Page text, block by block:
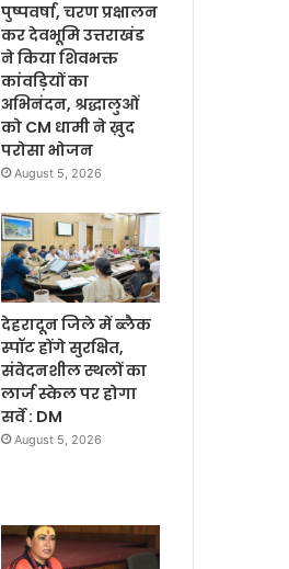
पुष्पवर्षा, चरण प्रक्षालन
कर देवभूमि उत्तराखंड
ने किया शिवभक्त
कांवड़ियों का
अभिनंदन, श्रद्धालुओं
को CM धामी ने ख़ुद
परोसा भोजन
August 5, 2026
देहरादून जिले में ब्लैक
स्पॉट होंगे सुरक्षित,
संवेदनशील स्थलों का
लार्ज स्केल पर होगा
सर्वे : DM
August 5, 2026